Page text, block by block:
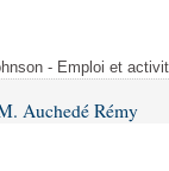
- Emploi et
Auchedé Rémy